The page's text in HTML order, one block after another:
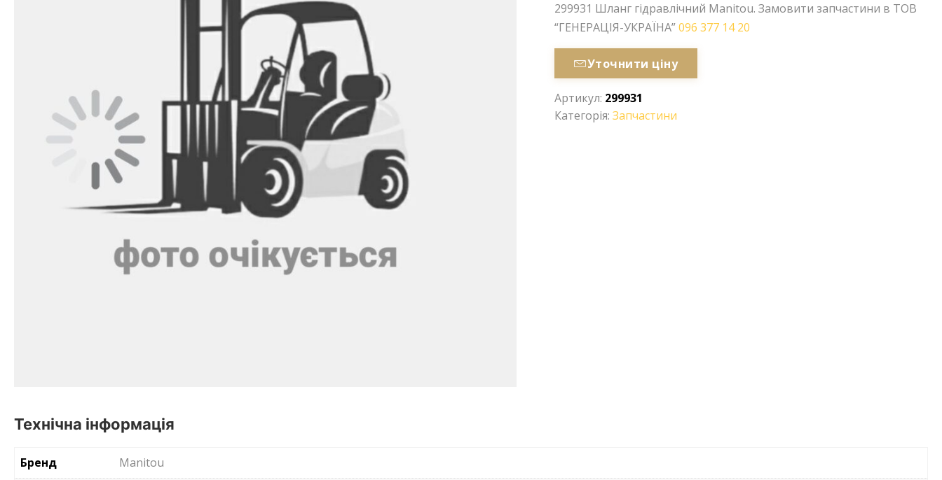
299931 Шланг гідравлічний Manitou. Замовити запчастини в ТОВ
“ГЕНЕРАЦІЯ-УКРАЇНА”096 377 14 20
Уточнити ціну
Артикул: 299931
Категорія:Запчастини
Технічна інформація
Бренд
Manitou